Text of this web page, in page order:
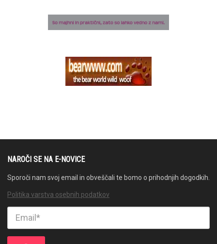
NAROČI SE NA E-NOVICE
Sporoči nam svoj email in obveščali te bomo o prihodnjih dogodkih.
Politika varstva osebnih podatkov